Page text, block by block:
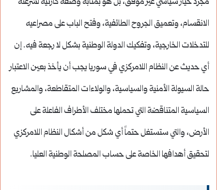
الانقسام، وتعميق الجروح الطائفية، وفتح الباب على مصراعيه
للتدخلات الخارجية، وتفكيك الدولة الوطنية بشكل لا رجعة فيه. إن
أي حديث عن النظام اللامركزي في سوريا يجب أن يأخذ بعين الاعتبار
حالة السيولة الأمنية والسياسية، والولاءات المتقاطعة، والمشاريع
السياسية المتناقضة التي تحملها مختلف الأطراف الفاعلة على
الأرض، والتي ستستغل حتماً أي شكل من أشكال النظام اللامركزي
لتحقيق أهدافها الخاصة على حساب المصلحة الوطنية العليا.